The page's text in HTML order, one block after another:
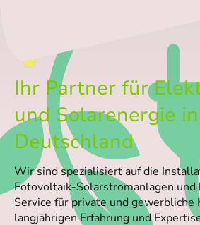
Ihr Partner für
und Solarenergie in
Deutschland
Wir sind spezialisiert auf die
Fotovoltaik-Solarstromanlagen
Service für private und gewerbliche
langjährigen Erfahrung und